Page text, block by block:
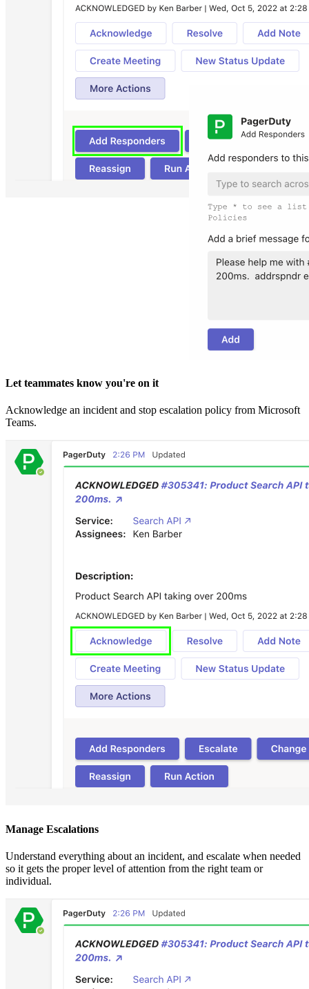
Let teammates know you're on it
Acknowledge an incident and stop escalation policy from Microsoft
Teams.
Manage Escalations
Understand everything about an incident, and escalate when needed
so it gets the proper level of attention from the right team or
individual.